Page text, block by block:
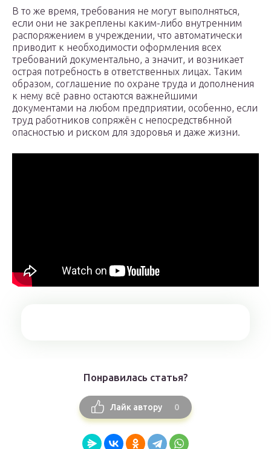
В то же время, требования не могут выполняться,
если они не закреплены каким-либо внутренним
распоряжением в учреждении, что автоматически
приводит к необходимости оформления всех
требований документально, а значит, и возникает
острая потребность в ответственных лицах. Таким
образом, соглашение по охране труда и дополнения
к нему всё равно остаются важнейшими
документами на любом предприятии, особенно, если
труд работников сопряжён с непосредств6нной
опасностью и риском для здоровья и даже жизни.
Понравилась статья?
Лайк автору 0